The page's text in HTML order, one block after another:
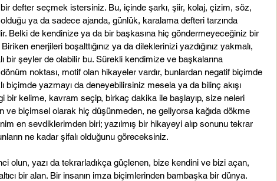
bir defter seçmek istersiniz. Bu, içinde şarkı, şiir, kolaj, çizim, söz,
ya da sadece ajanda, günlük, karalama defteri tarzında
Belki de kendinize ya da bir başkasına hiç göndermeyeceğiniz bir
enerjileri boşalttığınız ya da dileklerinizi yazdığınız yakmalı,
bir şeyler de olabilir bu. Sürekli kendimize ve başkalarına
dönüm noktası, motif olan hikayeler vardır, bunlardan negatif biçimde
biçimde yazmayı da deneyebilirsiniz mesela ya da bilinç akışı
bir kelime, kavram seçip, birkaç dakika ile başlayıp, size neleri
ve biçimsel olarak hiç düşünmeden, ne geliyorsa kağıda dökme
en sevdiklerimden biri; yazılmış bir hikayeyi alıp sonunu tekrar
ne kadar şifalı olduğunu göreceksiniz.
olun, yazı da tekrarladıkça güçlenen, bize kendini ve bizi açan,
bir alan. Bir insanın imza biçimlerinden bambaşka bir dünya.